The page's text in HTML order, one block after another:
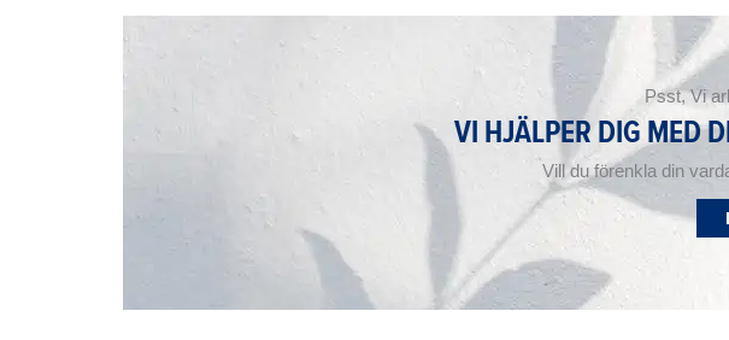
Psst, Vi
VI HJÄLPER DIG MED
Vill du förenkla din